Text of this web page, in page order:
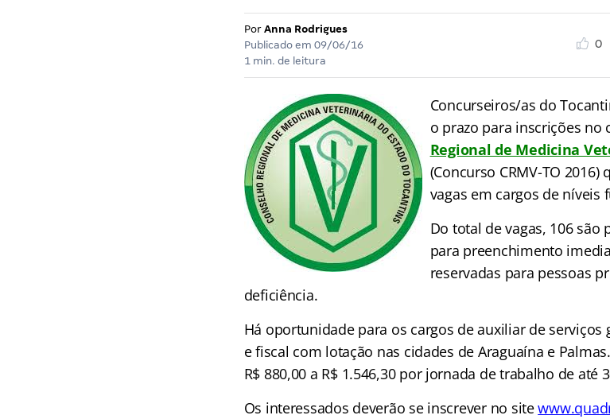
Por Anna Rodrigues
Publicado em 09/06/16
1 min. de leitura
0
Concurseiros/as do
o prazo para inscrições no
Regional de Medicina
(Concurso CRMV-TO
vagas em cargos de níveis
Do total de vagas, 106 são
para preenchimento
reservadas para pessoas
deficiência.
Há oportunidade para os cargos de auxiliar de
e fiscal com lotação nas cidades de Araguaína e
R$ 880,00 a R$ 1.546,30 por jornada de trabalho de até
Os interessados deverão se inscrever no site